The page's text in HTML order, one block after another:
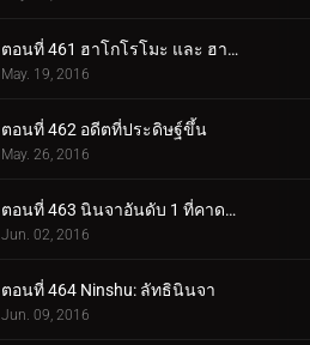
ตอนที่ 461 ฮาโกโรโมะ และ ฮามูระ
May. 19, 2016
ตอนที่ 462 อดีตที่ประดิษฐ์ขึ้น
May. 26, 2016
ตอนที่ 463 นินจาอันดับ 1 ที่คาดเดาไม่ได้มากที่สุด
Jun. 02, 2016
ตอนที่ 464 Ninshu: ลัทธินินจา
Jun. 09, 2016